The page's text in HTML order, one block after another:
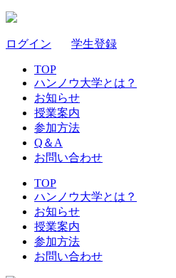
ログイン 学生登録
TOP
ハンノウ大学とは？
お知らせ
授業案内
参加方法
Q＆A
お問い合わせ
TOP
ハンノウ大学とは？
お知らせ
授業案内
参加方法
お問い合わせ